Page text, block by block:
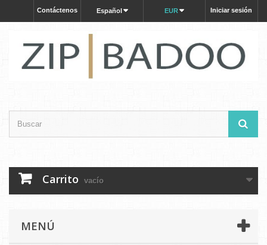
Iniciar sesión
EUR
Español
Contáctenos
Carrito vacío
MENÚ